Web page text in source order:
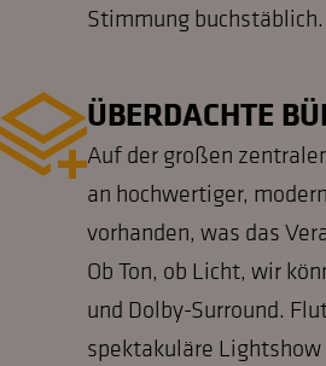
Stimmung buchstäblich.
ÜBERDACHTE
Auf der großen
an hochwertiger,
vorhanden, was das
Ob Ton, ob Licht, wir
und Dolby-Surround.
spektakuläre Lightshow